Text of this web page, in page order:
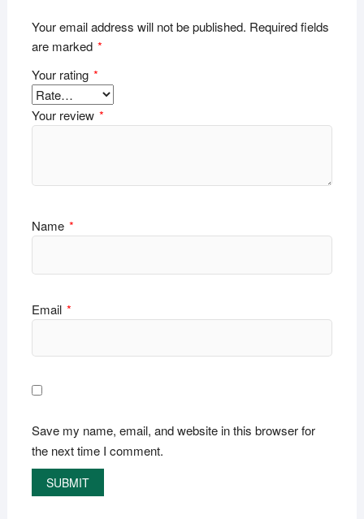
Your email address will not be published. Required fields
are marked *
Your rating *
Your review *
Name *
Email *
Save my name, email, and website in this browser for
the next time I comment.